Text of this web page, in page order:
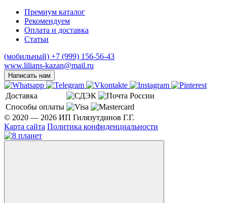
Премиум каталог
Рекомендуем
Оплата и доставка
Статьи
(мобильный) +7 (999) 156-56-43
www.lilians-kazan@mail.ru
Написать нам
Доставка
Способы оплаты
© 2020 — 2026 ИП Гилязутдинов Г.Г.
Карта сайта Политика конфиденциальности